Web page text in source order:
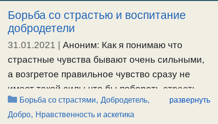
Богу в нашей немощи и грехах? О.Серафим:
Источник блаженства для разумного
существа …
Ещё…
#веравБога, #человек
Борьба со страстью и воспитание
добродетели
31.01.2021
Аноним: Как я понимаю что
страстные чувства бывают очень сильными,
а возгретое правильное чувство сразу не
имеет такой силы что бы побороть страсть
На это нужно время что бы чувство возросло
и укрепилось. И наверно по началу пока
Рубрики
Борьба со страстями,Добродетель,
Добро, Нравственность и аскетика
развернуть